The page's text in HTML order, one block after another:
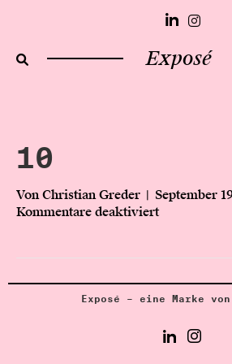
Exposé
10
VonChristian Greder | September
Kommentare deaktiviertf
1
0
Exposé – eine Marke